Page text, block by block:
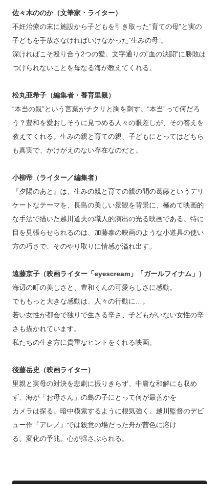
佐々木ののか（文筆家・ライター）
不妊治療の末に施設から子どもを引き取った”育ての母”と実の
子どもを手放さなければいけなかった”生みの母”。
深ければこそ殴り合う2つの愛。文字通りの”血の決闘”に勝敗は
つけられないことを母なる海が教えてくれる。
松丸亜希子（編集者・養育里親）
“本当の親”という言葉がチクリと胸を刺す。“本当”って何だろ
う？豊和を愛おしそうに見つめる人々の眼差しが、その答えを
教えてくれる。生みの親と育ての親、子どもにとってはどちら
も真実で、かけがえのない存在なのだと。
小柳帝（ライター／編集者）
『夕陽のあと』は、生みの親と育ての親の間の葛藤というデリ
ケートなテーマを、長島の美しい景観を背景に、極めて映画的
な手法で描いた越川道夫の職人的演出の光る映画である。特に
目を見張らせられるのは、加藤泰の映画のような小道具の使い
方の巧さで、そのやり取りに情感が溢れ出す。
遠藤京子（映画ライター「eyescream」「ガールフイナム」）
海辺の町の美しさと、豊和くんの可愛らしさに感動。
でももっと大きな感動は、人々の行動に…。
若い女性が都会で独りで生きる辛さ、子どもがいない女性の辛
さも描かれています。
私たちの生き方に貴重なヒントをくれる映画。
後藤岳史（映画ライター）
里親と実母の対決を悲劇に振りきらず、中庸な和解にも収め
ず、海が「お母さん」の島の子にとって何が最善かを
カメラは探る。暗中模索するように根気強く。越川監督のデビ
ュー作『アレノ』では殺意の場だった舟が茜色に溶け
る。変化の予兆。心が揺さぶられる。